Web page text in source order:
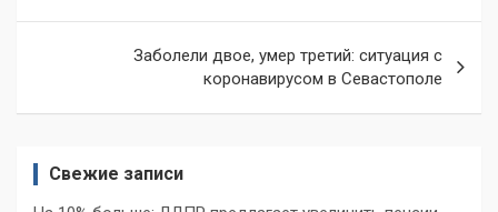
записям
Заболели двое, умер третий: ситуация с
коронавирусом в Севастополе
Свежие записи